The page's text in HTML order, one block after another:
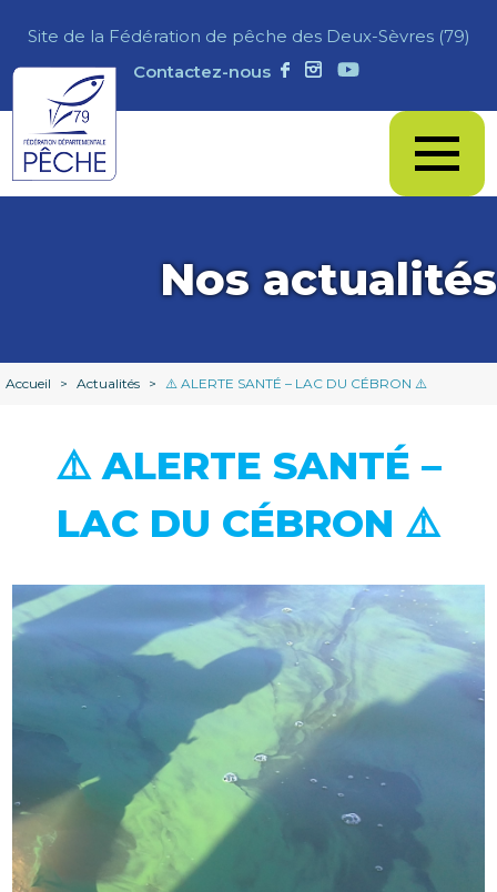
Site de la Fédération de pêche des Deux-Sèvres (79)
Contactez-nous
Nos actualités
Accueil > Actualités > ⚠️ ALERTE SANTÉ – LAC DU CÉBRON ⚠️
⚠️ ALERTE SANTÉ –
LAC DU CÉBRON ⚠️